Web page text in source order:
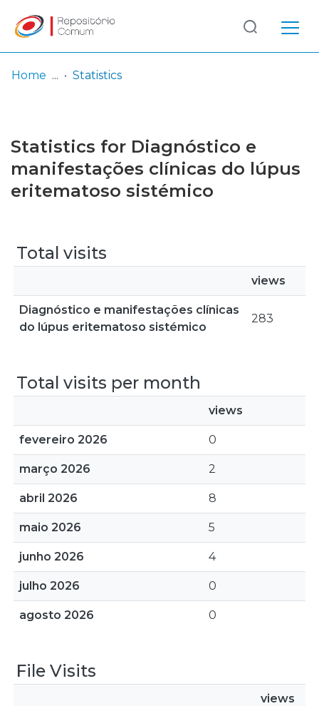
Browse repository
Entities
Log
In
(current)
Home Statistics
Statistics for Diagnóstico e
manifestações clínicas do lúpus
eritematoso sistémico
Total visits
views
Diagnóstico e manifestações clínicas
do lúpus eritematoso sistémico
283
Total visits per month
views
fevereiro 2026 0
março 2026 2
abril 2026 8
maio 2026 5
junho 2026 4
julho 2026 0
agosto 2026 0
File Visits
views